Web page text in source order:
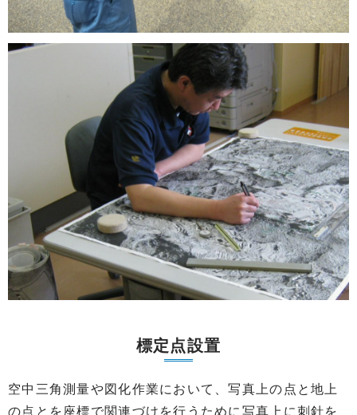
標定点設置
空中三角測量や図化作業において、写真上の点と地上
の点とを座標で関連づけを行うために写真上に刺針を